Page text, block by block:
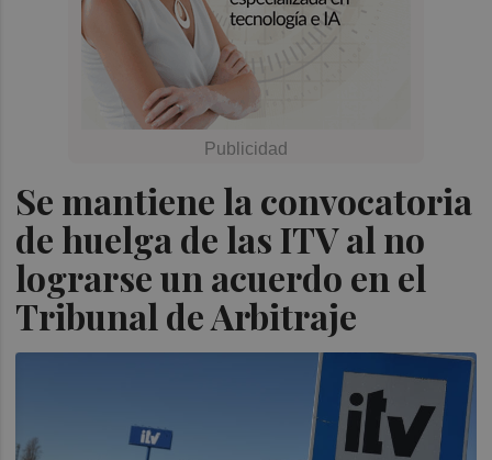
Se mantiene la convocatoria
de huelga de las ITV al no
lograrse un acuerdo en el
Tribunal de Arbitraje